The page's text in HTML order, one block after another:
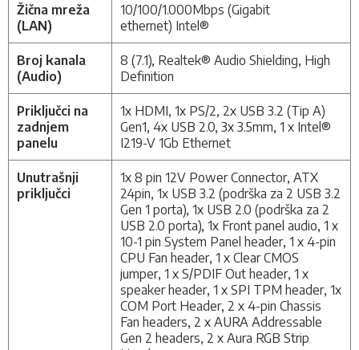
Žična mreža
(LAN)
10/100/1.000Mbps (Gigabit
ethernet) Intel®
Broj kanala
(Audio)
8 (7.1), Realtek® Audio Shielding, High
Definition
Priključci na
zadnjem
panelu
1x HDMI, 1x PS/2, 2x USB 3.2 (Tip A)
Gen1, 4x USB 2.0, 3x 3.5mm, 1 x Intel®
I219-V 1Gb Ethernet
Unutrašnji
priključci
1x 8 pin 12V Power Connector, ATX
24pin, 1x USB 3.2 (podrška za 2 USB 3.2
Gen 1 porta), 1x USB 2.0 (podrška za 2
USB 2.0 porta), 1x Front panel audio, 1 x
10-1 pin System Panel header, 1 x 4-pin
CPU Fan header, 1 x Clear CMOS
jumper, 1 x S/PDIF Out header, 1 x
speaker header, 1 x SPI TPM header, 1x
COM Port Header, 2 x 4-pin Chassis
Fan headers, 2 x AURA Addressable
Gen 2 headers, 2 x Aura RGB Strip